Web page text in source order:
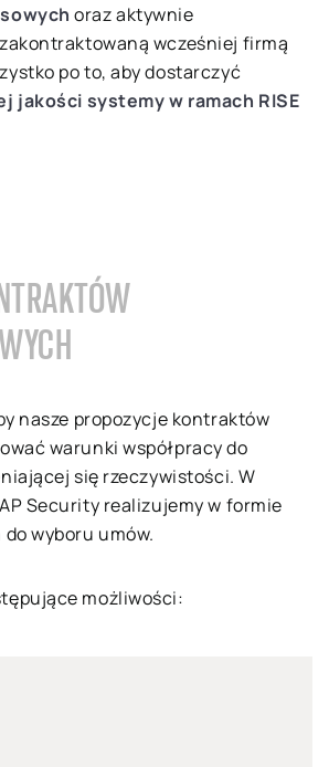
oraz aktywnie
wcześniej firmą
po to, aby dostarczyć
jakości systemy w ramach RISE
nasze propozycje kontraktów
warunki współpracy do
się rzeczywistości. W
Security realizujemy w formie
wyboru umów.
możliwości: